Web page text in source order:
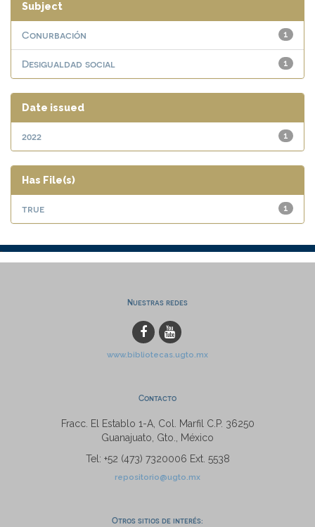
Subject
1
Conurbación
1
Desigualdad social
Date issued
1
2022
Has File(s)
1
true
Nuestras redes
www.bibliotecas.ugto.mx
Contacto
Fracc. El Establo 1-A, Col. Marfil C.P. 36250
Guanajuato, Gto., México
Tel: +52 (473) 7320006 Ext. 5538
repositorio@ugto.mx
Otros sitios de interés: